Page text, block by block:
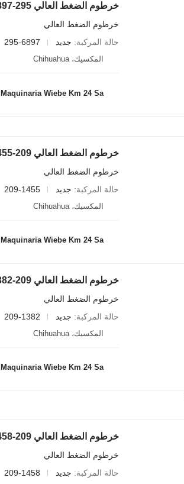
خرطوم الضغط العالي 295-6897 لـ بلدوزر Caterpillar D8T,D8R
خرطوم الضغط العالي
حالة المركبة
جديد 295-6897
المكسيك، Chihuahua
Maquinaria Wiebe Km 24 Sa
خرطوم الضغط العالي 209-1455 لـ بلدوزر Caterpillar D8T
خرطوم الضغط العالي
حالة المركبة
جديد 209-1455
المكسيك، Chihuahua
Maquinaria Wiebe Km 24 Sa
خرطوم الضغط العالي 209-1382 لـ بلدوزر Caterpillar D8T
خرطوم الضغط العالي
حالة المركبة
جديد 209-1382
المكسيك، Chihuahua
Maquinaria Wiebe Km 24 Sa
خرطوم الضغط العالي 209-1458 لـ بلدوزر Caterpillar D8T
خرطوم الضغط العالي
حالة المركبة
جديد 209-1458